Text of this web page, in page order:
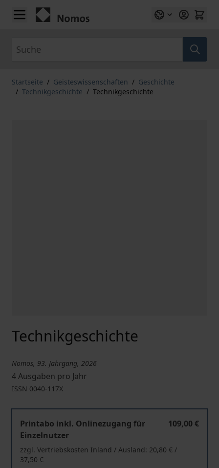
Zum Inhalt springen
Startseite / Geisteswissenschaften / Geschichte
/ Technikgeschichte / Technikgeschichte
Technikgeschichte
Nomos, 93. Jahrgang, 2026
4 Ausgaben pro Jahr
ISSN 0040-117X
Printabo inkl. Onlinezugang für
Einzelnutzer
109,00 €
zzgl. Vertriebskosten Inland / Ausland: 20,80 € /
37,50 €